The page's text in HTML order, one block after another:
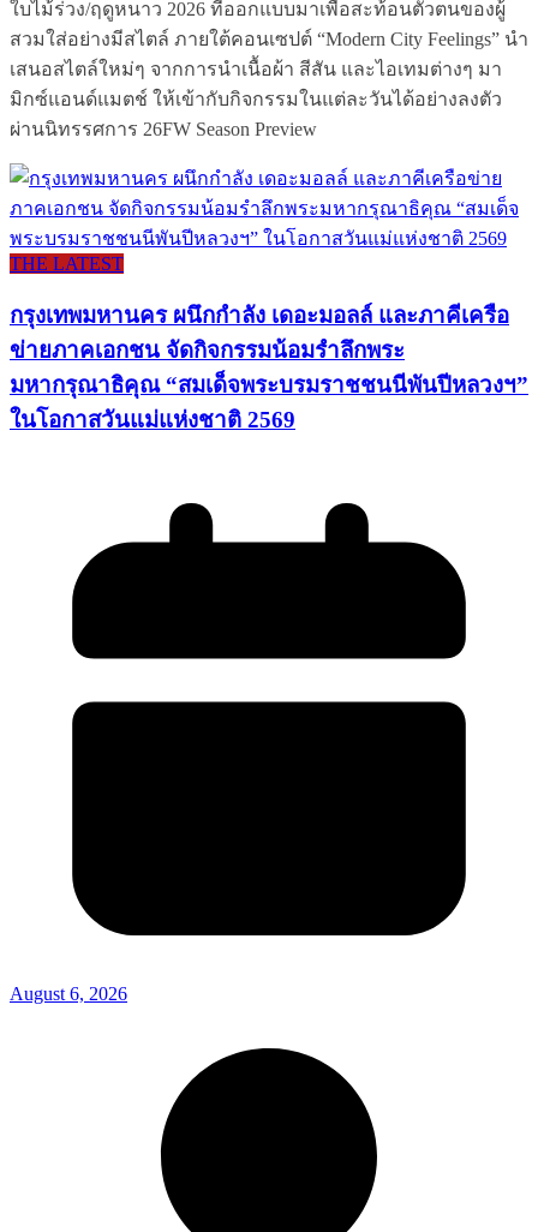
ใบไม้ร่วง/ฤดูหนาว 2026 ที่ออกแบบมาเพื่อสะท้อนตัวตนของผู้
สวมใส่อย่างมีสไตล์ ภายใต้คอนเซปต์ “Modern City Feelings” นำ
เสนอสไตล์ใหม่ๆ จากการนำเนื้อผ้า สีสัน และไอเทมต่างๆ มา
มิกซ์แอนด์แมตช์ ให้เข้ากับกิจกรรมในแต่ละวันได้อย่างลงตัว
ผ่านนิทรรศการ 26FW Season Preview
THE LATEST
กรุงเทพมหานคร ผนึกกำลัง เดอะมอลล์ และภาคีเครือ
ข่ายภาคเอกชน จัดกิจกรรมน้อมรำลึกพระ
มหากรุณาธิคุณ “สมเด็จพระบรมราชชนนีพันปีหลวงฯ”
ในโอกาสวันแม่แห่งชาติ 2569
August 6, 2026